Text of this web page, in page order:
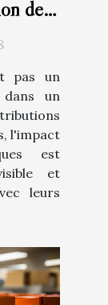
de
pas un
un
l'impact
est
et
leurs